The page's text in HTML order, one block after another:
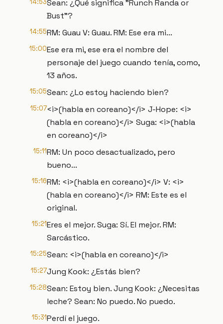
14:53Sean: ¿Qué significa "Runch Randa or
Bust"?
14:55RM: Guau V: Guau. RM: Ese era mi...
15:00Ese era mi, ese era el nombre del
personaje del juego cuando tenía, como,
13 años.
15:05Sean: ¿Lo estoy haciendo bien?
15:07<i>(habla en coreano)</i> J-Hope: <i>
(habla en coreano)</i> Suga: <i>(habla
en coreano)</i>
15:11RM: Un poco desactualizado, pero
bueno...
15:16RM: <i>(habla en coreano)</i> V: <i>
(habla en coreano)</i> RM: Este es el
original.
15:21Eres el mejor. Suga: Sí. El mejor. RM:
Sarcástico.
15:25Sean: <i>(habla en coreano)</i>
15:27Jung Kook: ¿Estás bien?
15:28Sean: Estoy bien. Jung Kook: ¿Necesitas
leche? Sean: No puedo. No puedo.
15:31Perdí el juego.